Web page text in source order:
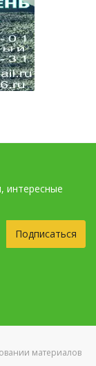
интересные
Подписаться
материалов